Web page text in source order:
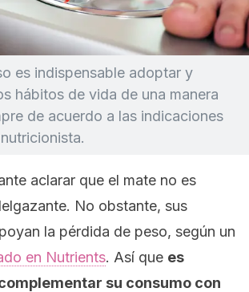
es indispensable adoptar y
hábitos de vida de una manera
de acuerdo a las indicaciones
aclarar que el mate no es
No obstante, sus
la pérdida de peso, según un
en Nutrients. Así que es
su consumo con